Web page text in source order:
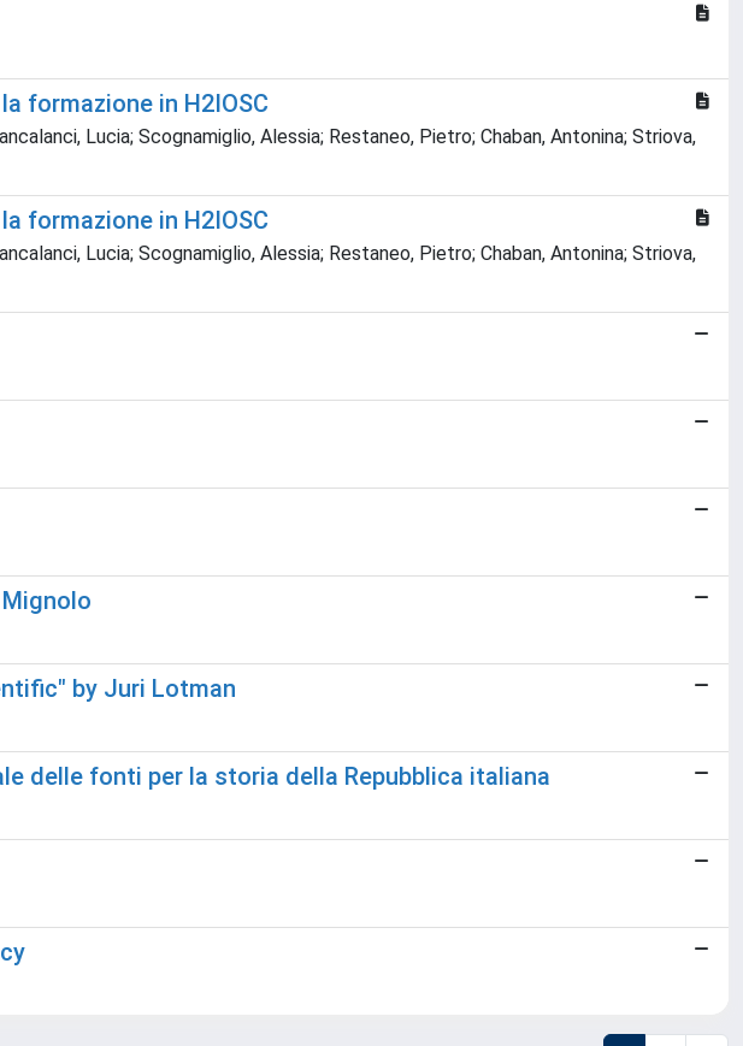
formazione in H2IOSC
Lucia; Scognamiglio, Alessia; Restaneo, Pietro; Chaban, Antonina; Striova,
formazione in H2IOSC
Lucia; Scognamiglio, Alessia; Restaneo, Pietro; Chaban, Antonina; Striova,
by Juri Lotman
delle fonti per la storia della Repubblica italiana